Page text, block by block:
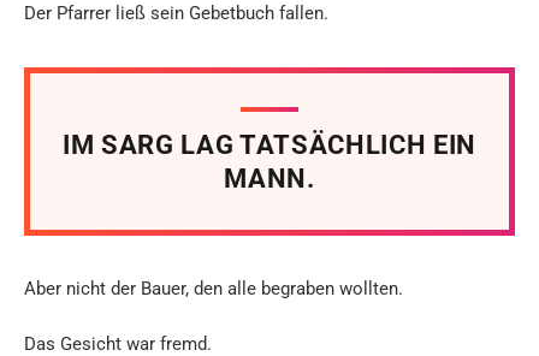
Der Pfarrer ließ sein Gebetbuch fallen.
IM SARG LAG TATSÄCHLICH EIN
MANN.
Aber nicht der Bauer, den alle begraben wollten.
Das Gesicht war fremd.